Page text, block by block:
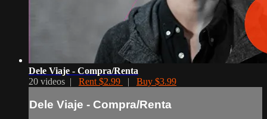
Dele Viaje - Compra/Renta
20 videos | Rent $2.99 | Buy $3.99
Dele Viaje - Compra/Renta